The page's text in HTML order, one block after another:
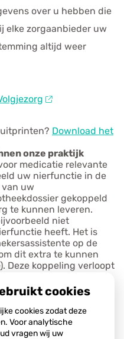
over u hebben die
elke zorgaanbieder uw
altijd weer
Download het
onze praktijk
medicatie relevante
uw nierfunctie in de
uw
gekoppeld
te kunnen leveren.
niet
heeft. Het is
op de
dit extra te kunnen
Deze koppeling verloopt
(Sanday
(Sanday Apotheek)
heeft u het wettelijk
bloedwaarden
te koppelen.
u dit bespreken met
cookies
cookies zodat deze
Voor analytische
vragen wij uw